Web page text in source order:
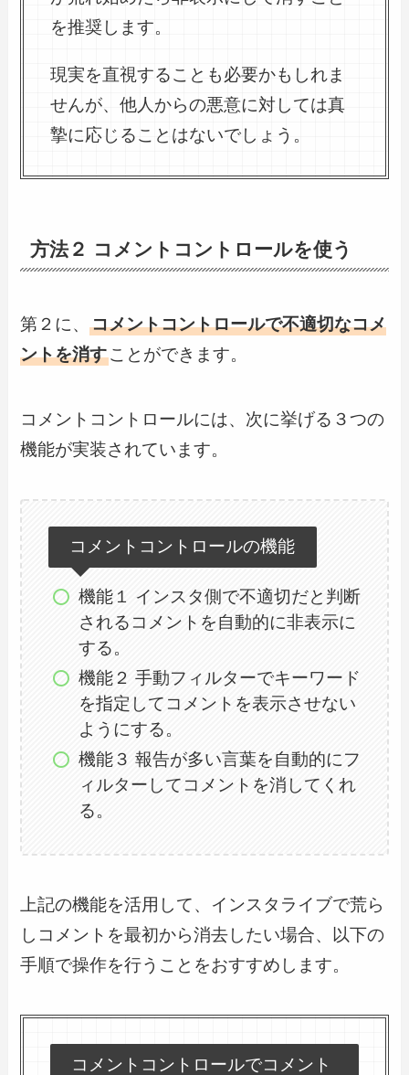
を推奨します。
現実を直視することも必要かもしれま
せんが、他人からの悪意に対しては真
摯に応じることはないでしょう。
方法２ コメントコントロールを使う
第２に、コメントコントロールで不適切なコメ
ントを消すことができます。
コメントコントロールには、次に挙げる３つの
機能が実装されています。
コメントコントロールの機能
機能１ インスタ側で不適切だと判断
されるコメントを自動的に非表示に
する。
機能２ 手動フィルターでキーワード
を指定してコメントを表示させない
ようにする。
機能３ 報告が多い言葉を自動的にフ
ィルターしてコメントを消してくれ
る。
上記の機能を活用して、インスタライブで荒ら
しコメントを最初から消去したい場合、以下の
手順で操作を行うことをおすすめします。
コメントコントロールでコメント